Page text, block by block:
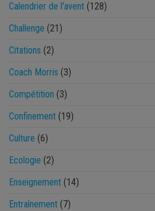
Calendrier de l'avent (128)
Challenge (21)
Citations (2)
Coach Morris (3)
Compétition (3)
Confinement (19)
Culture (6)
Ecologie (2)
Enseignement (14)
Entraînement (7)